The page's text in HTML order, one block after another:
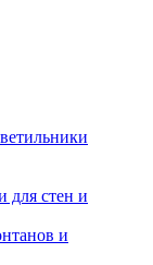
для стен и
и